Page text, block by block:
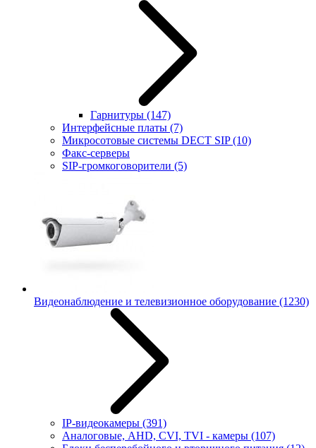
Гарнитуры (147)
Интерфейсные платы (7)
Микросотовые системы DECT SIP(10)
Факс-серверы
SIP-громкоговорители (5)
Видеонаблюдение и телевизионное оборудование (1230)
IP-видеокамеры (391)
Аналоговые, AHD, CVI, TVI - камеры (107)